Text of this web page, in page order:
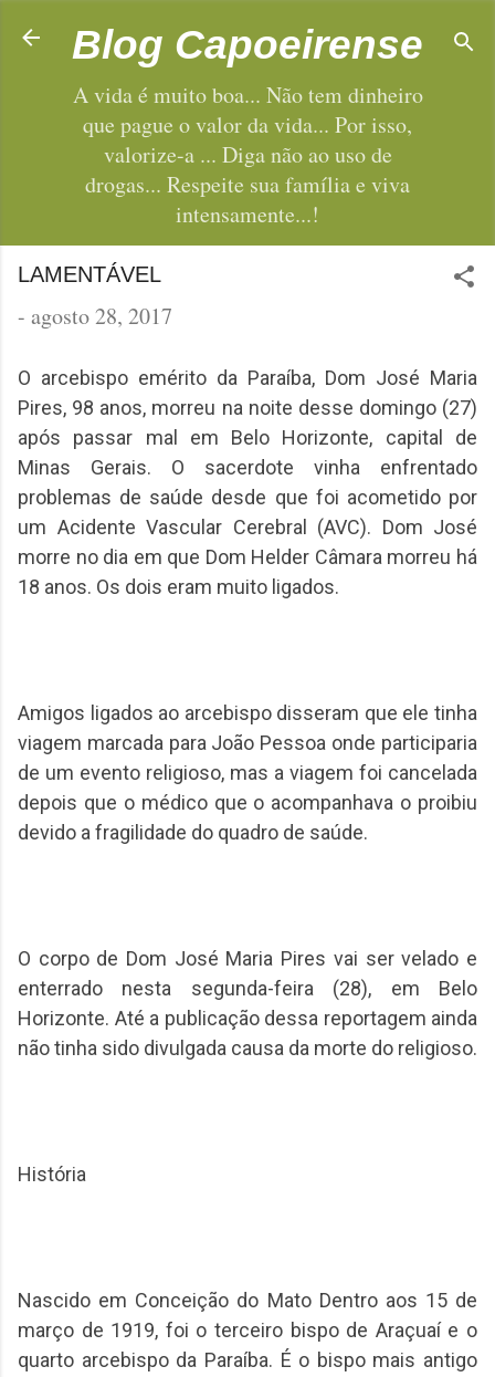
Pular para o conteúdo principal
Blog Capoeirense
A vida é muito boa... Não tem dinheiro
que pague o valor da vida... Por isso,
valorize-a ... Diga não ao uso de
drogas... Respeite sua família e viva
intensamente...!
LAMENTÁVEL
- agosto 28, 2017
O arcebispo emérito da Paraíba, Dom José Maria
Pires, 98 anos, morreu na noite desse domingo (27)
após passar mal em Belo Horizonte, capital de
Minas Gerais. O sacerdote vinha enfrentado
problemas de saúde desde que foi acometido por
um Acidente Vascular Cerebral (AVC). Dom José
morre no dia em que Dom Helder Câmara morreu há
18 anos. Os dois eram muito ligados.
Amigos ligados ao arcebispo disseram que ele tinha
viagem marcada para João Pessoa onde participaria
de um evento religioso, mas a viagem foi cancelada
depois que o médico que o acompanhava o proibiu
devido a fragilidade do quadro de saúde.
O corpo de Dom José Maria Pires vai ser velado e
enterrado nesta segunda-feira (28), em Belo
Horizonte. Até a publicação dessa reportagem ainda
não tinha sido divulgada causa da morte do religioso.
História
Nascido em Conceição do Mato Dentro aos 15 de
março de 1919, foi o terceiro bispo de Araçuaí e o
quarto arcebispo da Paraíba. É o bispo mais antigo